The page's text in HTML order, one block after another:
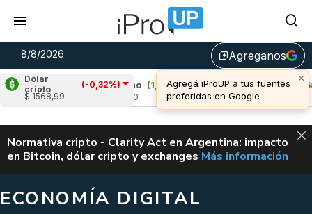
8/8/2026 library_addAgreganos
×
Agregá iProUP a tus fuentes
preferidas en Google
Dólar
cripto
(-0,32%)
$ 1568,99
Cardano (1,59%)
Avalanche (1,68%)
u$s 6,56
ALERTA
Normativa cripto - Clarity Act en Argentina: impacto
en Bitcoin, dólar cripto y exchanges CLARITY ACT EN
Más información
ECONOMÍA DIGITAL